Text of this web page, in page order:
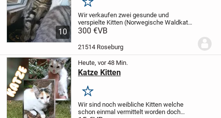
10
Merken
Wir verkaufen zwei gesunde und
verspielte Kitten (Norwegische Waldkatze
Mix) aus unserem Wurf vom 05.05.2026.
absolut an Hunde gewöhnt.Preise &
Gesundheit:Get...
300 €VB
21514 Roseburg
Heute, vor 48 Min.
Katze Kitten
Merken
Wir sind noch weibliche Kitten welche
schon einmal vermittelt worden doch